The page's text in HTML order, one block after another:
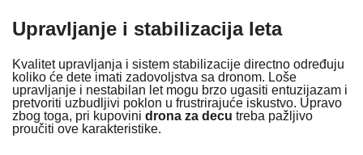
Upravljanje i stabilizacija leta
Kvalitet upravljanja i sistem stabilizacije directno određuju
koliko će dete imati zadovoljstva sa dronom. Loše
upravljanje i nestabilan let mogu brzo ugasiti entuzijazam i
pretvoriti uzbudljivi poklon u frustrirajuće iskustvo. Upravo
zbog toga, pri kupovini drona za decu treba pažljivo
proučiti ove karakteristike.